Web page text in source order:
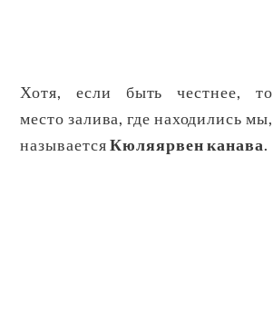
Хотя, если быть честнее, то
место залива, где находились мы,
называетсяКюляярвен канава.